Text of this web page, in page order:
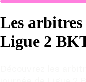
Les arbitres
Ligue 2